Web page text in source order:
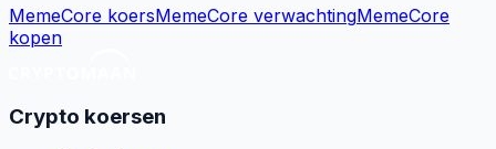
MemeCore koersMemeCore verwachtingMemeCore
kopen
Crypto koersen